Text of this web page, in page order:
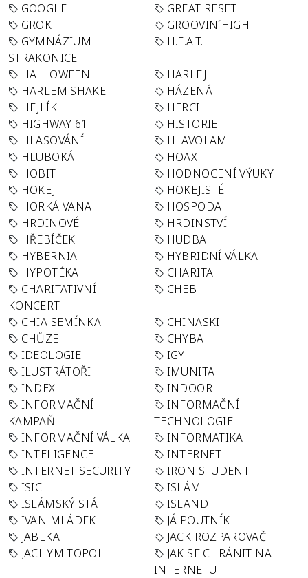
GOOGLE
GREAT RESET
GROK
GROOVIN´HIGH
GYMNÁZIUM
STRAKONICE
H.E.A.T.
HALLOWEEN
HARLEJ
HARLEM SHAKE
HÁZENÁ
HEJLÍK
HERCI
HIGHWAY 61
HISTORIE
HLASOVÁNÍ
HLAVOLAM
HLUBOKÁ
HOAX
HOBIT
HODNOCENÍ VÝUKY
HOKEJ
HOKEJISTÉ
HORKÁ VANA
HOSPODA
HRDINOVÉ
HRDINSTVÍ
HŘEBÍČEK
HUDBA
HYBERNIA
HYBRIDNÍ VÁLKA
HYPOTÉKA
CHARITA
CHARITATIVNÍ
KONCERT
CHEB
CHIA SEMÍNKA
CHINASKI
CHŮZE
CHYBA
IDEOLOGIE
IGY
ILUSTRÁTOŘI
IMUNITA
INDEX
INDOOR
INFORMAČNÍ
KAMPAŇ
INFORMAČNÍ
TECHNOLOGIE
INFORMAČNÍ VÁLKA
INFORMATIKA
INTELIGENCE
INTERNET
INTERNET SECURITY
IRON STUDENT
ISIC
ISLÁM
ISLÁMSKÝ STÁT
ISLAND
IVAN MLÁDEK
JÁ POUTNÍK
JABLKA
JACK ROZPAROVAČ
JACHYM TOPOL
JAK SE CHRÁNIT NA
INTERNETU